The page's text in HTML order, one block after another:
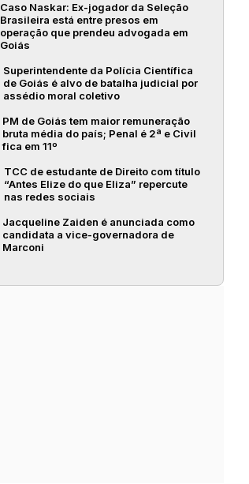
Caso Naskar: Ex-jogador da Seleção
Brasileira está entre presos em
operação que prendeu advogada em
Goiás
Superintendente da Polícia Científica
de Goiás é alvo de batalha judicial por
assédio moral coletivo
PM de Goiás tem maior remuneração
bruta média do país; Penal é 2ª e Civil
fica em 11º
TCC de estudante de Direito com título
“Antes Elize do que Eliza” repercute
nas redes sociais
Jacqueline Zaiden é anunciada como
candidata a vice-governadora de
Marconi